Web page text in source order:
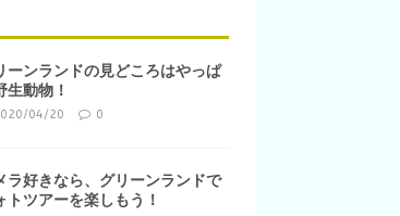
ーンランドの見どころはやっぱ
生動物！
04/20 0
ラ好きなら、グリーンランドで
トツアーを楽しもう！